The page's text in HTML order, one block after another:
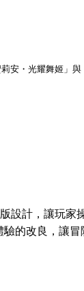
安・光耀舞姬」與
設計，讓玩家
驗的改良，讓冒